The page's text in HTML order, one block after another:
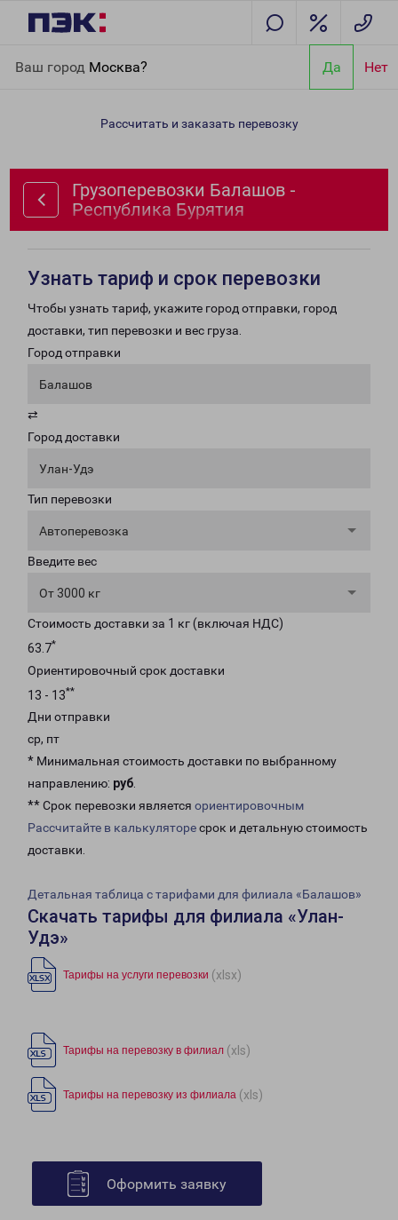
Ваш город Москва? Да Нет
Бурятия
Рассчитать и заказать перевозку
Грузоперевозки Балашов -
Республика Бурятия
Узнать тариф и срок перевозки
Чтобы узнать тариф, укажите город отправки, город
доставки, тип перевозки и вес груза.
Город отправки
Балашов
⇄
Город доставки
Улан-Удэ
Тип перевозки
Автоперевозка
Введите вес
От 3000 кг
Стоимость доставки за 1 кг (включая НДС)
63.7*
Ориентировочный срок доставки
13 - 13**
Дни отправки
ср, пт
* Минимальная стоимость доставки по выбранному
направлению: руб.
** Срок перевозки является ориентировочным
Рассчитайте в калькуляторесрок и детальную стоимость
доставки.
Детальная таблица с тарифами для филиала «Балашов»
Скачать тарифы для филиала «Улан-
Удэ»
Тарифы на услуги перевозки (xlsx)
Тарифы на перевозку в филиал (xls)
Тарифы на перевозку из филиала (xls)
Оформить заявку